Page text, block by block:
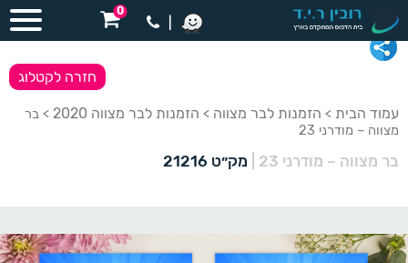
0
עמוד הבית > הזמנות לבר מצווה > הזמנות לבר מצווה 2020
> בר
מצווה – מודרני 23
בר מצווה – מודרני 23 מק״ט 21216
חזרה לקטלוג